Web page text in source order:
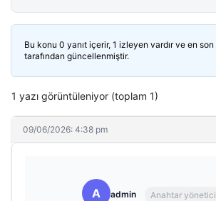
Bu konu 0 yanıt içerir, 1 izleyen vardır ve en son
tarafından güncellenmiştir.
1 yazı görüntüleniyor (toplam 1)
09/06/2026: 4:38 pm
A admin Anahtar yönetici